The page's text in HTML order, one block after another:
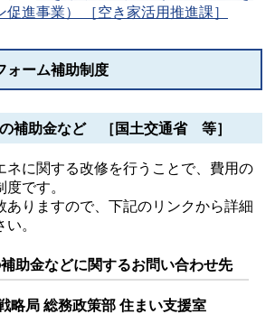
進事業） ［空き家活用推進課］
ーム補助制度
補助金など ［国土交通省 等］
に関する改修を行うことで、費用の
です。
りますので、下記のリンクから詳細
。
助金などに関するお問い合わせ先
略局 総務政策部 住まい支援室